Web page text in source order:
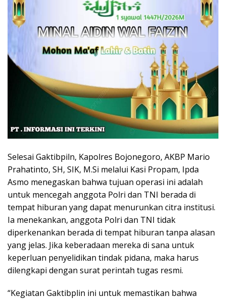
Selesai Gaktibpiln, Kapolres Bojonegoro, AKBP Mario
Prahatinto, SH, SIK, M.Si melalui Kasi Propam, Ipda
Asmo menegaskan bahwa tujuan operasi ini adalah
untuk mencegah anggota Polri dan TNI berada di
tempat hiburan yang dapat menurunkan citra institusi.
Ia menekankan, anggota Polri dan TNI tidak
diperkenankan berada di tempat hiburan tanpa alasan
yang jelas. Jika keberadaan mereka di sana untuk
keperluan penyelidikan tindak pidana, maka harus
dilengkapi dengan surat perintah tugas resmi.
“Kegiatan Gaktibplin ini untuk memastikan bahwa